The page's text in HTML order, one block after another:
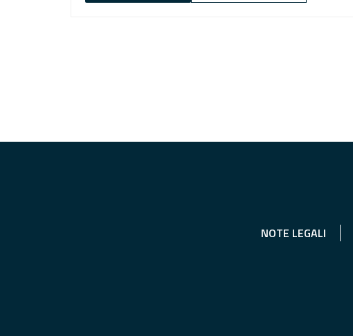
NOTE LEGALI